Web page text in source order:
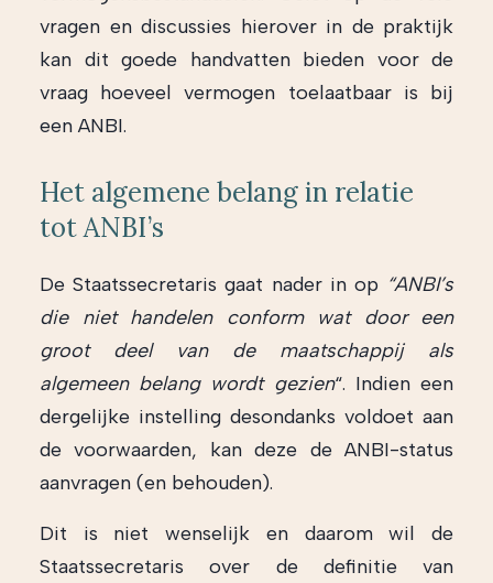
vragen en discussies hierover in de praktijk
kan dit goede handvatten bieden voor de
vraag hoeveel vermogen toelaatbaar is bij
een ANBI.
Het algemene belang in relatie
tot ANBI’s
De Staatssecretaris gaat nader in op “ANBI’s
die niet handelen conform wat door een
groot deel van de maatschappij als
algemeen belang wordt gezien“. Indien een
dergelijke instelling desondanks voldoet aan
de voorwaarden, kan deze de ANBI-status
aanvragen (en behouden).
Dit is niet wenselijk en daarom wil de
Staatssecretaris over de definitie van